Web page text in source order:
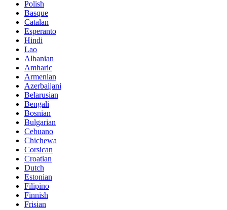
Polish
Basque
Catalan
Esperanto
Hindi
Lao
Albanian
Amharic
Armenian
Azerbaijani
Belarusian
Bengali
Bosnian
Bulgarian
Cebuano
Chichewa
Corsican
Croatian
Dutch
Estonian
Filipino
Finnish
Frisian